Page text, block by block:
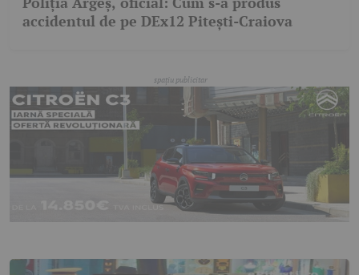
accidentul de pe DEx12 Pitești-Craiova